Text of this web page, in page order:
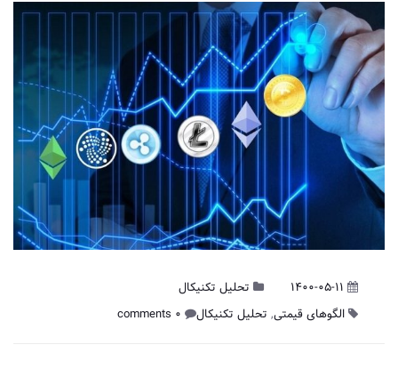
1400-05-11
تحلیل تکنیکال
الگوهای قیمتی, تحلیل تکنیکال 0 comments